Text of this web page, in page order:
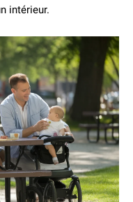
intérieur.